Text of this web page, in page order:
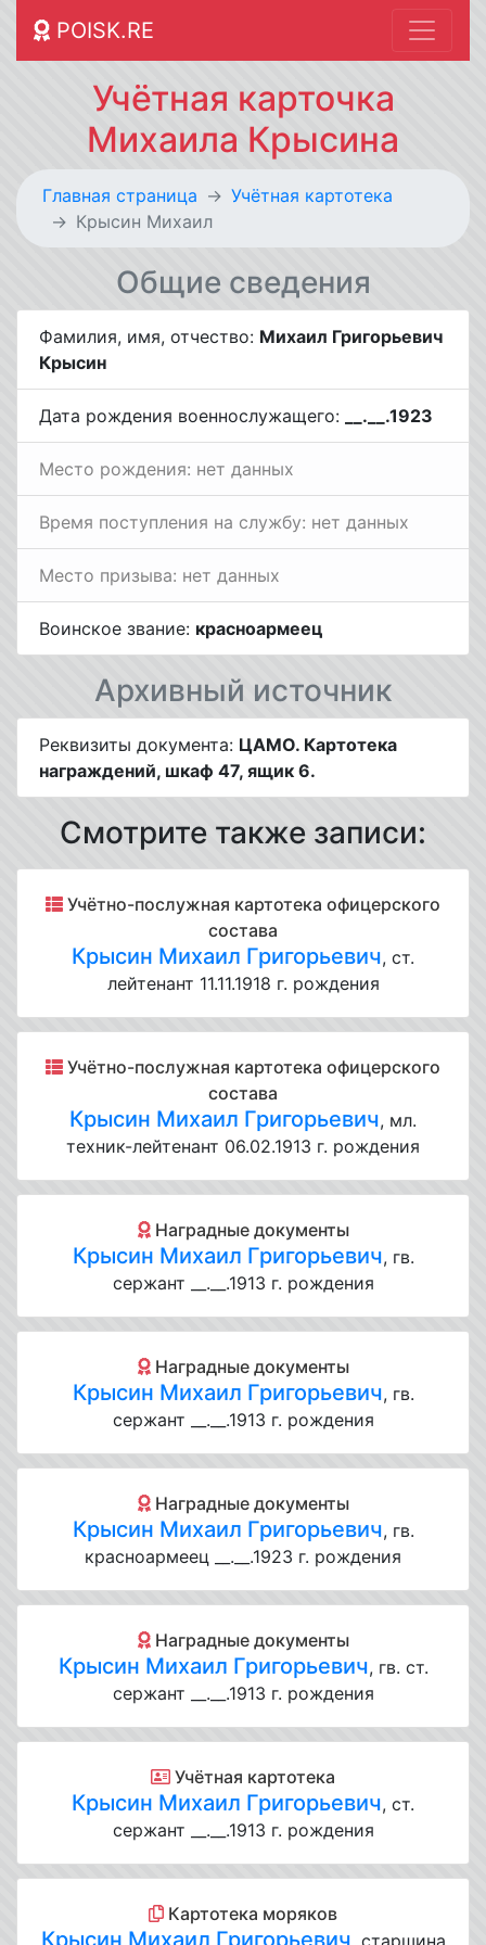
POISK.RE
Учётная карточка
Михаила Крысина
Главная страница
Учётная картотека
Крысин Михаил
Общие сведения
Фамилия, имя, отчество: Михаил Григорьевич
Крысин
Дата рождения военнослужащего: __.__.1923
Место рождения: нет данных
Время поступления на службу: нет данных
Место призыва: нет данных
Воинское звание: красноармеец
Архивный источник
Реквизиты документа: ЦАМО. Картотека
награждений, шкаф 47, ящик 6.
Смотрите также записи:
Учётно-послужная картотека офицерского
состава
Крысин Михаил Григорьевич, ст.
лейтенант 11.11.1918 г. рождения
Учётно-послужная картотека офицерского
состава
Крысин Михаил Григорьевич, мл.
техник-лейтенант 06.02.1913 г. рождения
Наградные документы
Крысин Михаил Григорьевич, гв.
сержант __.__.1913 г. рождения
Наградные документы
Крысин Михаил Григорьевич, гв.
сержант __.__.1913 г. рождения
Наградные документы
Крысин Михаил Григорьевич, гв.
красноармеец __.__.1923 г. рождения
Наградные документы
Крысин Михаил Григорьевич, гв. ст.
сержант __.__.1913 г. рождения
Учётная картотека
Крысин Михаил Григорьевич, ст.
сержант __.__.1913 г. рождения
Картотека моряков
Крысин Михаил Григорьевич , старшина